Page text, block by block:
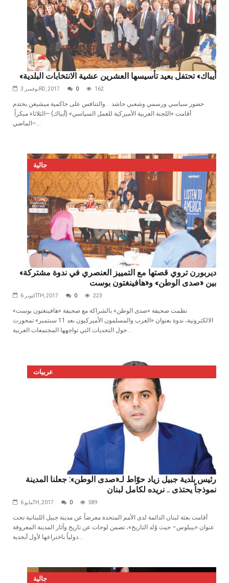
«أيباك» تحتفل بعيد تأسيسها العشرين عشية الانتخابات البلدية
نوفمبر 3RD, 2017 0 162
الماضي–...
جالية
«ديربورن تروي قصتها مع التمييز العنصري في ندوة مشتركة
بين «صدى الوطن» و«هافينغتون بوست
أكتوبر 6TH, 2017 0 223
نظمت صحيفة «صدى الوطن» بالشراكة مع صحيفة «هافينغتون بوست»
الالكترونية، ندوة بعنوان «العرب والمسلمون الأميركيون بعد 11 سبتمبر» تمحورت
حول التحديات التي تواجهها المجتمعات العربية...
عربيات
رئيس بلدية جبيل زياد حوّاط لـ«صدى الوطن»: جعلنا المدينة
نموذجاً يحتذى .. نريده لكامل لبنان
مايو 6TH, 2017 0 589
أقامت بعثة لبنان الدائمة لدى الأمم المتحدة معرضاً عن مدينة جبيل اللبنانية تحت
عنوان «بيبلوس– حيث وُلد التاريخ»، تضمن لوحات عن تاريخ وآثار المدينة المعروفة
دولياً باختراعها لأول أبجدية...
جالية